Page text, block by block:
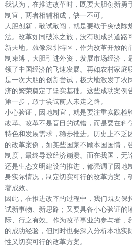
我认为，在推进改革时，既要大胆创新勇
制宜，两者相辅相成，缺一不可。
大胆创新，敢试敢闯，就是要敢于突破陈
法。改革如同破冰之旅，没有现成的道路
新天地。就像深圳特区，作为改革开放的
制束缚，大胆引进外资，发展市场经济，
领了中国经济的飞速发展。再如农村家庭
是一次大胆的创新尝试，极大地激发了农
济的繁荣奠定了坚实基础。这些成功案例
第一步，敢于尝试前人未走之路。
小心验证，因地制宜，就是要注重实践检
改革。改革不是盲目的试错，而是要在科
特色和发展需求，稳步推进。历史上不乏
的改革案例，如某些国家不顾本国国情，
制度，最终导致经济崩溃。而在我国，无
还是生态文明建设的推进，都强调了因地
身实际情况，制定切实可行的改革方案，
著成效。
因此，在推进改革的过程中，我们既要保
试新事物、新思路；又要具备小心验证的
际、行之有效。作为改革事业的参与者，
的成功经验，但同时也要深入分析本地实
性又切实可行的改革方案。